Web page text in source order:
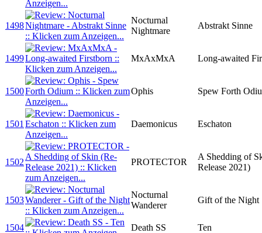
1498
Nocturnal
Nightmare
Abstrakt Sinne
1499 MxAxMxA Long-awaited
1500 Ophis Spew Forth
1501 Daemonicus Eschaton
1502 PROTECTOR
A Shedding of
Release 2021)
1503
Nocturnal
Wanderer
Gift of the Night
1504 Death SS Ten